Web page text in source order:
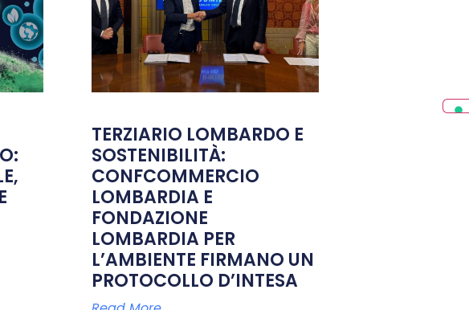
TERZIARIO LOMBARDO E
SOSTENIBILITÀ:
CONFCOMMERCIO
LOMBARDIA E
FONDAZIONE
LOMBARDIA PER
L’AMBIENTE FIRMANO UN
PROTOCOLLO D’INTESA